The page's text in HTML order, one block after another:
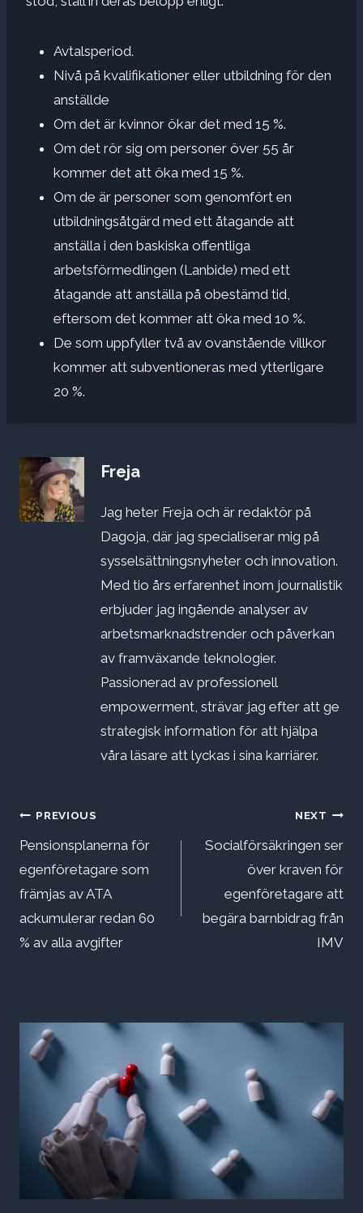
Avtalsperiod.
Nivå på kvalifikationer eller utbildning för den
anställde
Om det är kvinnor ökar det med 15 %.
Om det rör sig om personer över 55 år
kommer det att öka med 15 %.
Om de är personer som genomfört en
utbildningsåtgärd med ett åtagande att
anställa i den baskiska offentliga
arbetsförmedlingen (Lanbide) med ett
åtagande att anställa på obestämd tid,
eftersom det kommer att öka med 10 %.
De som uppfyller två av ovanstående villkor
kommer att subventioneras med ytterligare
20 %.
Freja
Jag heter Freja och är redaktör på
Dagoja, där jag specialiserar mig på
sysselsättningsnyheter och innovation.
Med tio års erfarenhet inom journalistik
erbjuder jag ingående analyser av
arbetsmarknadstrender och påverkan
av framväxande teknologier.
Passionerad av professionell
empowerment, strävar jag efter att ge
strategisk information för att hjälpa
våra läsare att lyckas i sina karriärer.
Inläggsnavigering
PREVIOUS
Pensionsplanerna för
egenföretagare som
främjas av ATA
ackumulerar redan 60
% av alla avgifter
NEXT
Socialförsäkringen ser
över kraven för
egenföretagare att
begära barnbidrag från
IMV